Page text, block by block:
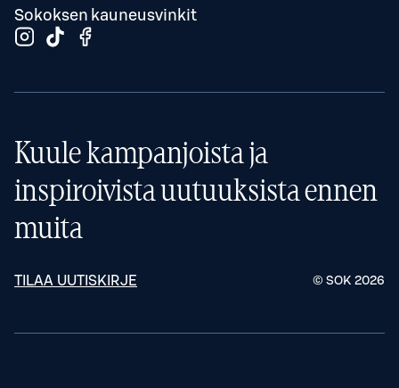
Sokoksen kauneusvinkit
Kuule kampanjoista ja
inspiroivista uutuuksista ennen
muita
TILAA UUTISKIRJE © SOK 2026